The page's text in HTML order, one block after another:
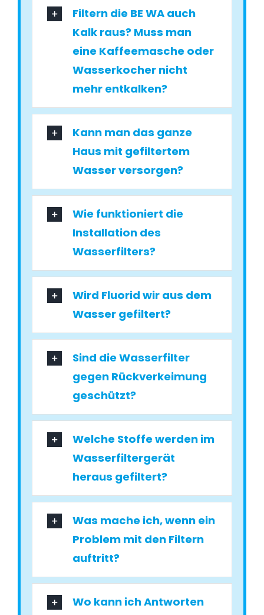
Filtern die BE WA auch
Kalk raus? Muss man
eine Kaffeemasche oder
Wasserkocher nicht
mehr entkalken?
Kann man das ganze
Haus mit gefiltertem
Wasser versorgen?
Wie funktioniert die
Installation des
Wasserfilters?
Wird Fluorid wir aus dem
Wasser gefiltert?
Sind die Wasserfilter
gegen Rückverkeimung
geschützt?
Welche Stoffe werden im
Wasserfiltergerät
heraus gefiltert?
Was mache ich, wenn ein
Problem mit den Filtern
auftritt?
Wo kann ich Antworten